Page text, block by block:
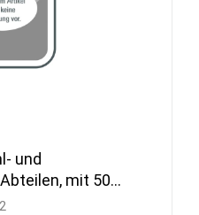
und
mit 50